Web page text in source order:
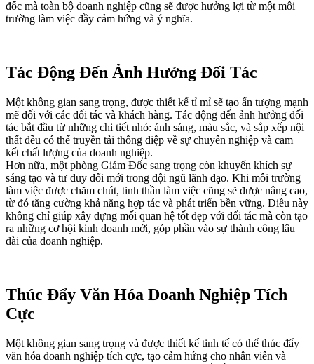
đốc mà toàn bộ doanh nghiệp cũng sẽ được hưởng lợi từ một môi
trường làm việc đầy cảm hứng và ý nghĩa.
Tác Động Đến Ảnh Hưởng Đối Tác
Một không gian sang trọng, được thiết kế tỉ mỉ sẽ tạo ấn tượng mạnh
mẽ đối với các đối tác và khách hàng. Tác động đến ảnh hưởng đối
tác bắt đầu từ những chi tiết nhỏ: ánh sáng, màu sắc, và sắp xếp nội
thất đều có thể truyền tải thông điệp về sự chuyên nghiệp và cam
kết chất lượng của doanh nghiệp.
Hơn nữa, một phòng Giám Đốc sang trọng còn khuyến khích sự
sáng tạo và tư duy đổi mới trong đội ngũ lãnh đạo. Khi môi trường
làm việc được chăm chút, tinh thần làm việc cũng sẽ được nâng cao,
từ đó tăng cường khả năng hợp tác và phát triển bền vững. Điều này
không chỉ giúp xây dựng mối quan hệ tốt đẹp với đối tác mà còn tạo
ra những cơ hội kinh doanh mới, góp phần vào sự thành công lâu
dài của doanh nghiệp.
Thúc Đẩy Văn Hóa Doanh Nghiệp Tích
Cực
Một không gian sang trọng và được thiết kế tinh tế có thể thúc đẩy
văn hóa doanh nghiệp tích cực, tạo cảm hứng cho nhân viên và